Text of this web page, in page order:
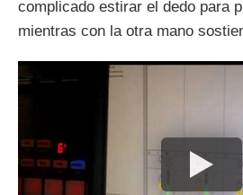
complicado estirar el dedo para
mientras con la otra mano